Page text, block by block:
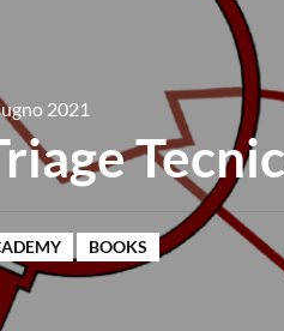
2021
BOOKS